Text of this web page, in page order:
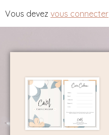
Vous devez vous connecter